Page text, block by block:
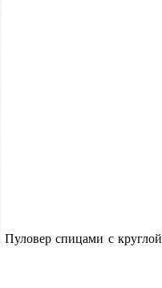
Пуловер спицами с